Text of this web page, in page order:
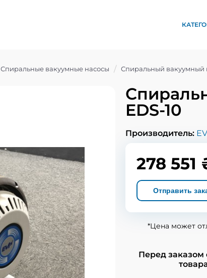
Спиральные вакуумные насосы Спиральный вакуумный
EDS-10
Производитель:
278 551
Отправить
*Цена может
Перед заказом